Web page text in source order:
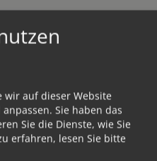
Aufgabe der Männer.
Erzieher Jesu sagen? Wie
das Josef in der christlichen
wir auf dieser Website
Sie haben das
Sie die Dienste, wie Sie
erfahren, lesen Sie bitte